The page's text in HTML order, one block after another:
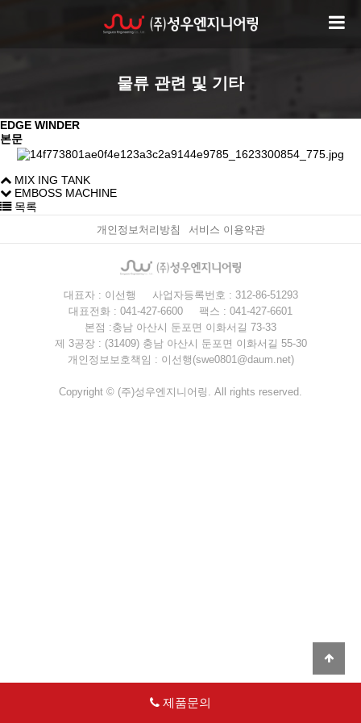
물류 관련 및 기타
EDGE WINDER
본문
MIX ING TANK
EMBOSS MACHINE
목록
개인정보처리방침 서비스 이용약관
대표자 : 이선행
사업자등록번호 : 312-86-51293
대표전화 : 041-427-6600
팩스 : 041-427-6601
본점 :충남 아산시 둔포면 이화서길 73-33
제 3공장 : (31409) 충남 아산시 둔포면 이화서길 55-30
개인정보보호책임 : 이선행(swe0801@daum.net)
Copyright © (주)성우엔지니어링. All rights reserved.
제품문의